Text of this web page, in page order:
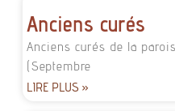
Anciens curés
Anciens curés de la
(Septembre
LIRE PLUS »